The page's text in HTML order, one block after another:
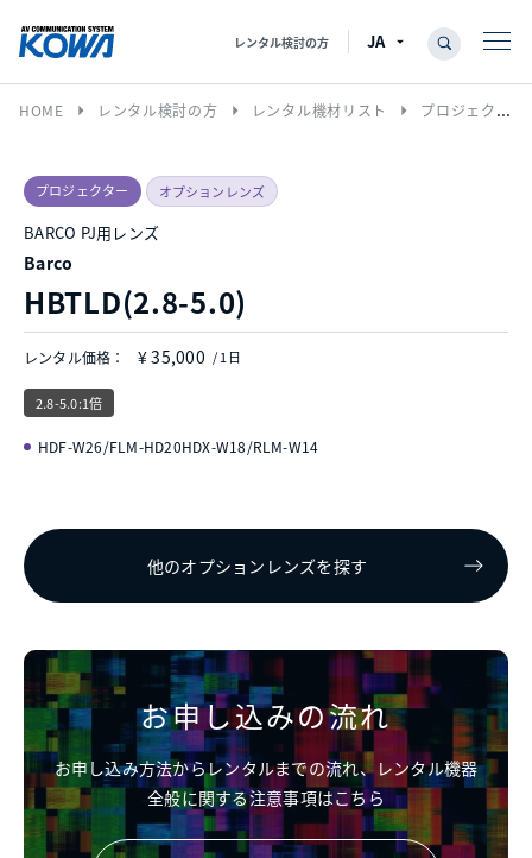
レンタル検討の方
HOME arrow_right レンタル検討の方 arrow_right レンタル機材リスト arrow_right プロジェクター
プロジェクター オプションレンズ
BARCO PJ用レンズ
Barco
HBTLD(2.8-5.0)
レンタル価格： ¥ 35,000 / 1日
2.8-5.0:1倍
HDF-W26/FLM-HD20HDX-W18/RLM-W14
他のオプションレンズを探す
お申し込みの流れ
お申し込み方法からレンタルまでの流れ、レンタル機器
全般に関する注意事項はこちら